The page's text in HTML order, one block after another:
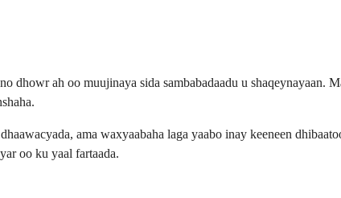
dhowr ah oo muujinaya sida sambabadaadu u
ama waxyaabaha laga yaabo inay keeneen
oo ku yaal fartaada.